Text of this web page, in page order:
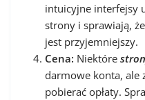
intuicyjne interfejsy
strony i sprawiają,
jest przyjemniejszy.
Cena: Niektóre
darmowe konta, ale
pobierać opłaty.